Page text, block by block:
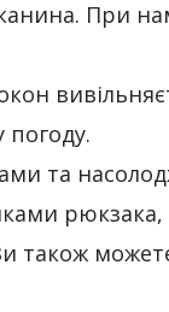
При
та
рюкзака,
також